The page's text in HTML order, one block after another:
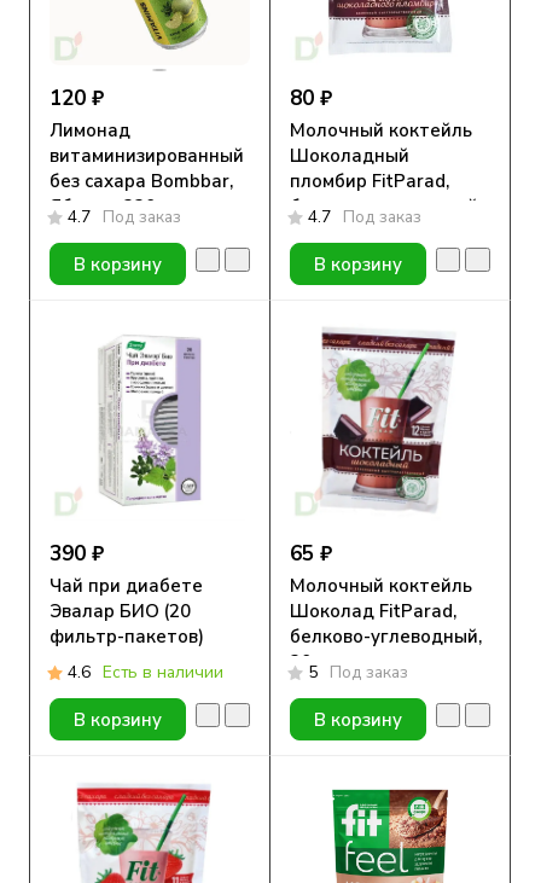
120 ₽
Лимонад
витаминизированный
без сахара Bombbar,
Яблоко, 330 мл
4.7 Под заказ
В корзину
80 ₽
Молочный коктейль
Шоколадный
пломбир FitParad,
белково-углеводный,
30г
4.7 Под заказ
В корзину
390 ₽
Чай при диабете
Эвалар БИО (20
фильтр-пакетов)
4.6 Есть в наличии
В корзину
65 ₽
Молочный коктейль
Шоколад FitParad,
белково-углеводный,
30г
5 Под заказ
В корзину